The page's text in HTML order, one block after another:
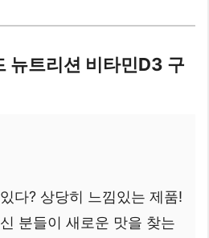
뉴트리션 비타민D3 구
다? 상당히 느낌있는 제품!
분들이 새로운 맛을 찾는